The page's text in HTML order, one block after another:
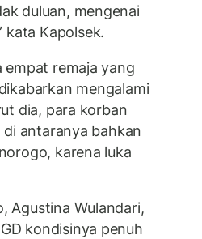
duluan, mengenai
kata Kapolsek.
empat remaja yang
mengalami
dia, para korban
antaranya bahkan
karena luka
Agustina Wulandari,
kondisinya penuh